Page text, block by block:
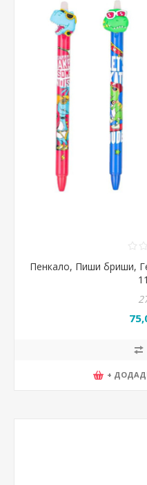
Пенкало, Пиши бриши,
+